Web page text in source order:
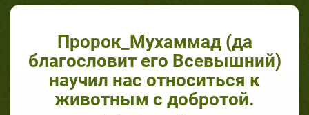
Пророк_Мухаммад (да
благословит его Всевышний)
научил нас относиться к
животным с добротой.